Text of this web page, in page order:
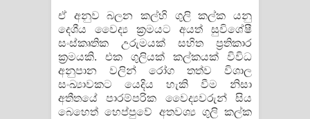
ඒ අනුව බලන කල්හි ගුලි කල්ක යනු
දෙශීය වෛද්‍ය ක්‍රමයට අයත් සුවිශේෂී
සංස්කෘතික උරුමයක් සහිත ප්‍රතිකාර
ක්‍රමයකි. එක ගුලියක් කල්කයක් විවිධ
අනුපාන වලින් රෝග තත්ව විශාල
සංඛ්‍යාවකට යෙදිය හැකි වීම නිසා
අතීතයේ පාරම්පරික වෛද්‍යවරුන් සිය
බෙහෙත් හෙප්පුවේ අතවශ්‍ය ගුලි කල්ක